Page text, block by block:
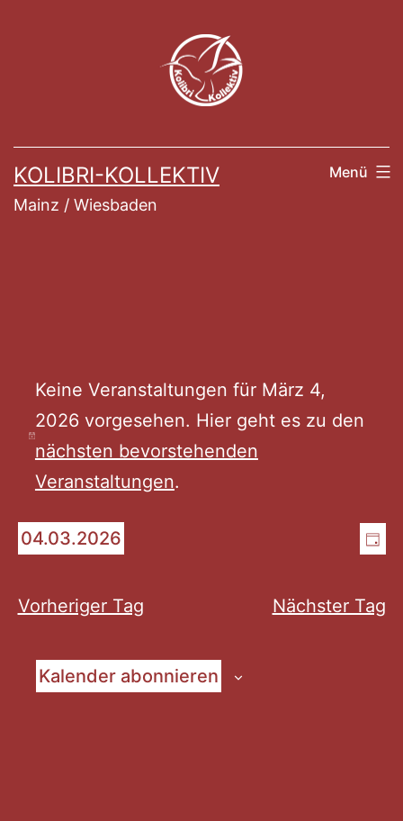
KOLIBRI-KOLLEKTIV
Mainz / Wiesbaden
Menü
für
März
4,
2026
Hinweis
Keine Veranstaltungen für März 4,
2026 vorgesehen. Hier geht es zu den
nächsten bevorstehenden
Veranstaltungen.
Tag
04.03.2026
wählen.
Vorheriger Tag Nächster Tag
Kalender abonnieren